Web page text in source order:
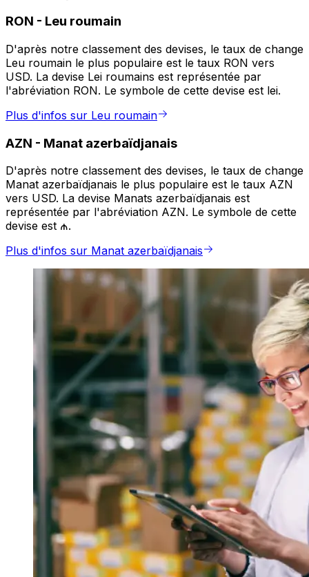
RON - Leu roumain
D'après notre classement des devises, le taux de change
Leu roumain le plus populaire est le taux RON vers
USD. La devise Lei roumains est représentée par
l'abréviation RON. Le symbole de cette devise est lei.
Plus d'infos sur Leu roumain
AZN - Manat azerbaïdjanais
D'après notre classement des devises, le taux de change
Manat azerbaïdjanais le plus populaire est le taux AZN
vers USD. La devise Manats azerbaïdjanais est
représentée par l'abréviation AZN. Le symbole de cette
devise est ₼.
Plus d'infos sur Manat azerbaïdjanais